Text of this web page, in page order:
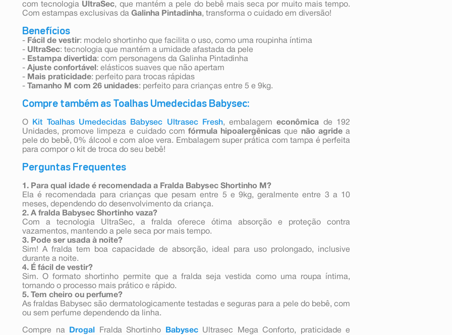
com tecnologia UltraSec, que mantém a pele do bebê mais seca por muito mais tempo.
Com estampas exclusivas da Galinha Pintadinha, transforma o cuidado em diversão!
Benefícios
- Fácil de vestir: modelo shortinho que facilita o uso, como uma roupinha íntima
- UltraSec: tecnologia que mantém a umidade afastada da pele
- Estampa divertida: com personagens da Galinha Pintadinha
- Ajuste confortável : elásticos suaves que não apertam
- Mais praticidade: perfeito para trocas rápidas
- Tamanho M com 26 unidades: perfeito para crianças entre 5 e 9kg.
Compre também as Toalhas Umedecidas Babysec:
O Kit Toalhas Umedecidas Babysec Ultrasec Fresh, embalagemeconômica de 192
Unidades, promove limpeza e cuidado comfórmula hipoalergênicas que não agridea
pele do bebê, 0% álcool e com aloe vera. Embalagem super prática com tampa é perfeita
para compor o kit de troca do seu bebê!
Perguntas Frequentes
1. Para qual idade é recomendada a Fralda Babysec Shortinho M?
Ela é recomendada para crianças que pesam entre 5 e 9kg, geralmente entre 3 a 10
meses, dependendo do desenvolvimento da criança.
2. A fralda Babysec Shortinho vaza?
Com a tecnologia UltraSec, a fralda oferece ótima absorção e proteção contra
vazamentos, mantendo a pele seca por mais tempo.
3. Pode ser usada à noite?
Sim! A fralda tem boa capacidade de absorção, ideal para uso prolongado, inclusive
durante a noite.
4. É fácil de vestir?
Sim. O formato shortinho permite que a fralda seja vestida como uma roupa íntima,
tornando o processo mais prático e rápido.
5. Tem cheiro ou perfume?
As fraldas Babysec são dermatologicamente testadas e seguras para a pele do bebê, com
ou sem perfume dependendo da linha.
Compre na Drogal Fralda Shortinho Babysec
Ultrasec Mega Conforto, praticidade e